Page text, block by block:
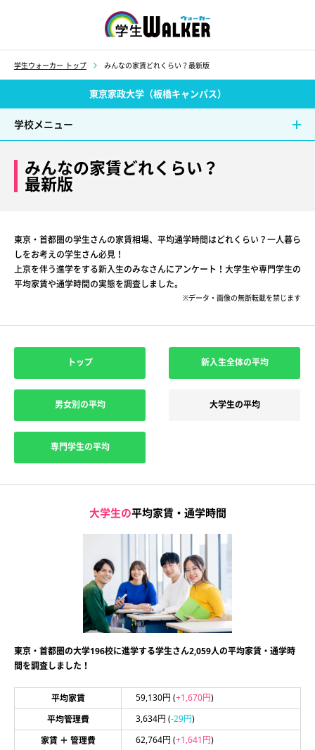
学生ウォーカー トップ みんなの家賃どれくらい？最新版
東京家政大学（板橋キャンパス）
学校メニュー
みんなの家賃どれくらい？
最新版
東京・首都圏の学生さんの家賃相場、平均通学時間はどれくらい？一人暮ら
しをお考えの学生さん必見！
上京を伴う進学をする新入生のみなさんにアンケート！大学生や専門学生の
平均家賃や通学時間の実態を調査しました。
※データ・画像の無断転載を禁じます
トップ 新入生全体の平均
男女別の平均 大学生の平均
専門学生の平均
大学生の平均家賃・通学時間
東京・首都圏の大学196校に進学する学生さん2,059人の平均家賃・通学時
間を調査しました！
平均家賃 59,130円 (+1,670円)
平均管理費
3,634円 (-29円)
家賃 ＋ 管理費
62,764円 (+1,641円)